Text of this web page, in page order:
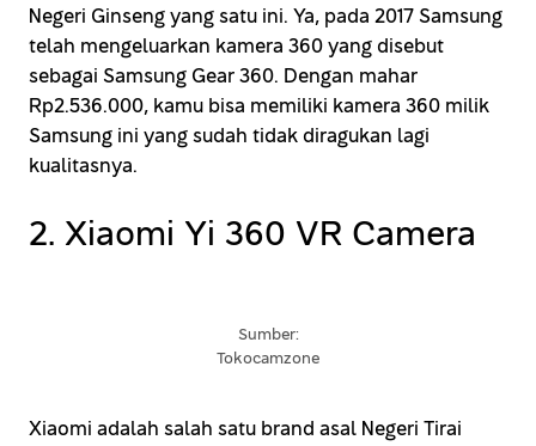
Negeri Ginseng yang satu ini. Ya, pada 2017 Samsung
telah mengeluarkan kamera 360 yang disebut
sebagai Samsung Gear 360. Dengan mahar
Rp2.536.000, kamu bisa memiliki kamera 360 milik
Samsung ini yang sudah tidak diragukan lagi
kualitasnya.
2. Xiaomi Yi 360 VR Camera
Sumber:
Tokocamzone
Xiaomi adalah salah satu brand asal Negeri Tirai